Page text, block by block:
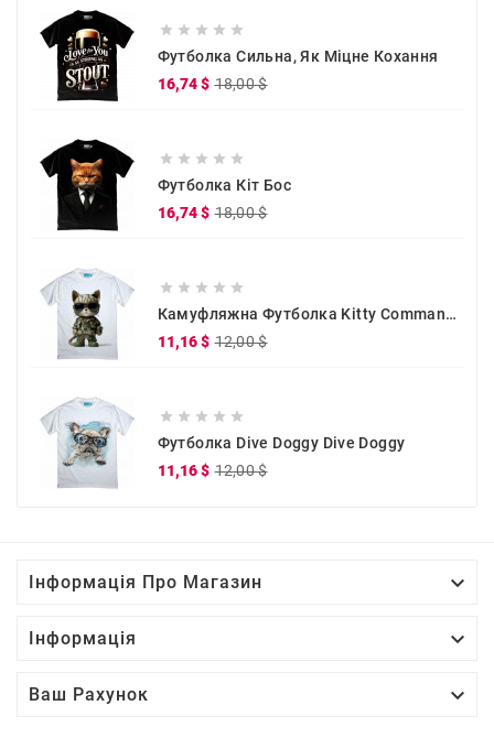
    
Футболка Сильна, Як Міцне Кохання
16,74 $ 18,00 $
    
Футболка Кіт Бос
16,74 $ 18,00 $
    
Камуфляжна Футболка Kitty Commander
11,16 $ 12,00 $
    
Футболка Dive Doggy Dive Doggy
11,16 $ 12,00 $
Інформація Про Магазин 
Інформація 
Ваш Рахунок 